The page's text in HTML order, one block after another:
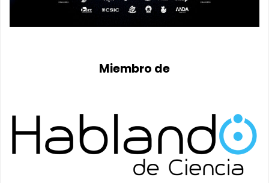
Miembro de